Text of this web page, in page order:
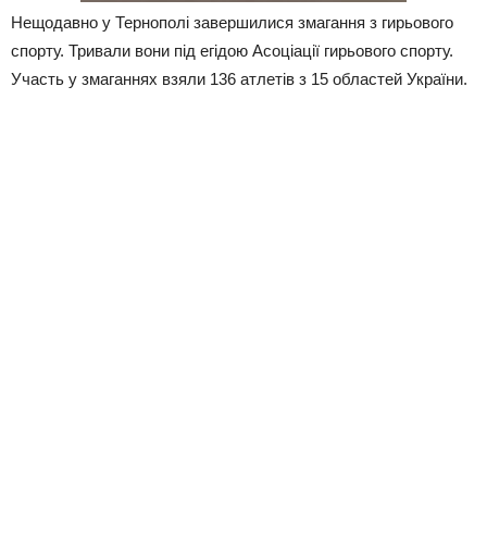
Нещодавно у Тернополі завершилися змагання з гирьового
спорту. Тривали вони під егідою Асоціації гирьового спорту.
Участь у змаганнях взяли 136 атлетів з 15 областей України.